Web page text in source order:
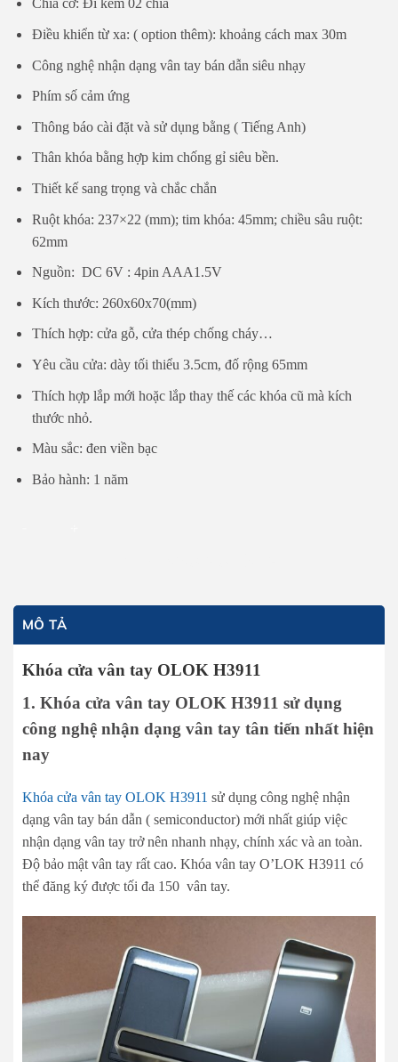
Chìa cơ: Đi kèm 02 chìa
Điều khiển từ xa: ( option thêm): khoảng cách max 30m
Công nghệ nhận dạng vân tay bán dẫn siêu nhạy
Phím số cảm ứng
Thông báo cài đặt và sử dụng bằng ( Tiếng Anh)
Thân khóa bằng hợp kim chống gỉ siêu bền.
Thiết kế sang trọng và chắc chắn
Ruột khóa: 237×22 (mm); tim khóa: 45mm; chiều sâu ruột:
62mm
Nguồn: DC 6V : 4pin AAA1.5V
Kích thước: 260x60x70(mm)
Thích hợp: cửa gỗ, cửa thép chống cháy…
Yêu cầu cửa: dày tối thiểu 3.5cm, đố rộng 65mm
Thích hợp lắp mới hoặc lắp thay thế các khóa cũ mà kích
thước nhỏ.
Màu sắc: đen viền bạc
Bảo hành: 1 năm
MÔ TẢ
Khóa cửa vân tay OLOK H3911
1. Khóa cửa vân tay OLOK H3911 sử dụng
công nghệ nhận dạng vân tay tân tiến nhất hiện
nay
Khóa cửa vân tay OLOK H3911 sử dụng công nghệ nhận
dạng vân tay bán dẫn ( semiconductor) mới nhất giúp việc
nhận dạng vân tay trở nên nhanh nhạy, chính xác và an toàn.
Độ bảo mật vân tay rất cao. Khóa vân tay O’LOK H3911 có
thể đăng ký được tối đa 150 vân tay.